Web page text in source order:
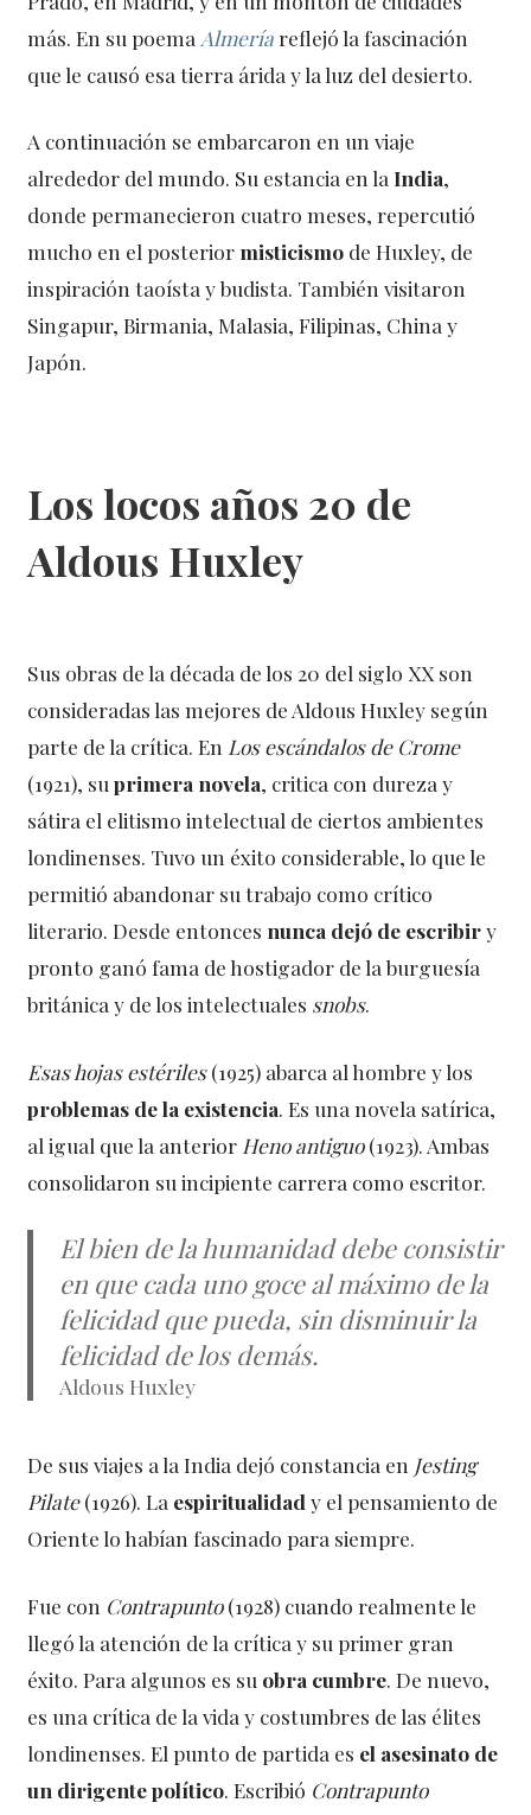
más. En su poema Almería reflejó la fascinación
que le causó esa tierra árida y la luz del desierto.
A continuación se embarcaron en un viaje
alrededor del mundo. Su estancia en la India,
donde permanecieron cuatro meses, repercutió
mucho en el posterior misticismo de Huxley, de
inspiración taoísta y budista. También visitaron
Singapur, Birmania, Malasia, Filipinas, China y
Japón.
Los locos años 20 de
Aldous Huxley
Sus obras de la década de los 20 del siglo XX son
consideradas las mejores de Aldous Huxley según
parte de la crítica. En Los escándalos de Crome
(1921), suprimera novela, critica con dureza y
sátira el elitismo intelectual de ciertos ambientes
londinenses. Tuvo un éxito considerable, lo que le
permitió abandonar su trabajo como crítico
literario. Desde entonces nunca dejó de escribiry
pronto ganó fama de hostigador de la burguesía
británica y de los intelectuales snobs.
Esas hojas estériles(1925) abarca al hombre y los
problemas de la existencia . Es una novela satírica,
al igual que la anterior Heno antiguo(1923). Ambas
consolidaron su incipiente carrera como escritor.
El bien de la humanidad debe consistir
en que cada uno goce al máximo de la
felicidad que pueda, sin disminuir la
felicidad de los demás.
Aldous Huxley
De sus viajes a la India dejó constancia en Jesting
Pilate(1926). La espiritualidady el pensamiento de
Oriente lo habían fascinado para siempre.
Fue con Contrapunto(1928) cuando realmente le
llegó la atención de la crítica y su primer gran
éxito. Para algunos es su obra cumbre. De nuevo,
es una crítica de la vida y costumbres de las élites
londinenses. El punto de partida es el asesinato de
un dirigente político. Escribió Contrapunto